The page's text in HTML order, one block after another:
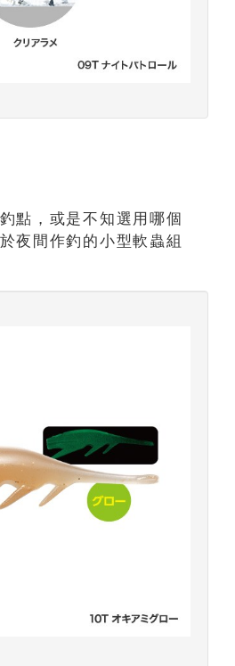
點，或是不知選用哪個
夜間作釣的小型軟蟲組